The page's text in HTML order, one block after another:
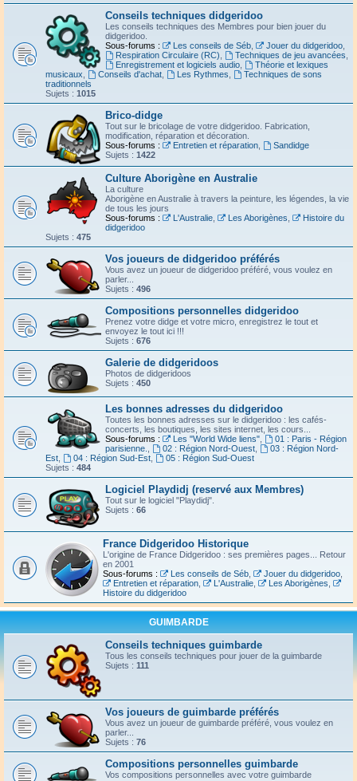
Conseils techniques didgeridoo
Les conseils techniques des Membres pour bien jouer du
didgeridoo.
Sous-forums :
Les conseils de Séb, Jouer du didgeridoo,
Respiration Circulaire (RC)
Techniques de jeu avancées
Enregistrement et logiciels audio,
Théorie et lexiques
musicaux
Conseils d'achat, Les Rythmes
Techniques de sons
traditionnels
Sujets : 1015
Brico-didge
Tout sur le bricolage de votre didgeridoo. Fabrication,
modification, réparation et décoration.
Sous-forums :
Entretien et réparation,
Sandidge
Sujets : 1422
Culture Aborigène en Australie
La culture
Aborigène en Australie à travers la peinture, les légendes, la vie
de tous les jours
Sous-forums :
L'Australie, Les Aborigènes
Histoire du
didgeridoo
Sujets : 475
Vos joueurs de didgeridoo préférés
Vous avez un joueur de didgeridoo préféré, vous voulez en
parler...
Sujets : 496
Compositions personnelles didgeridoo
Prenez votre didge et votre micro, enregistrez le tout et
envoyez le tout ici !!!
Sujets : 676
Galerie de didgeridoos
Photos de didgeridoos
Sujets : 450
Les bonnes adresses du didgeridoo
Toutes les bonnes adresses sur le didgeridoo : les cafés-
concerts, les boutiques, les sites internet, les cours...
Sous-forums :
Les "World Wide liens",
01 : Paris - Région
parisienne.
02 : Région Nord-Ouest,
03 : Région Nord-
Est
04 : Région Sud-Est,
05 : Région Sud-Ouest
Sujets : 484
Logiciel Playdidj (reservé aux Membres)
Tout sur le logiciel "Playdidj".
Sujets : 66
France Didgeridoo Historique
L'origine de France Didgeridoo : ses premières pages... Retour
en 2001
Sous-forums :
Les conseils de Séb, Jouer du didgeridoo,
Entretien et réparation, L'Australie, Les Aborigènes
Histoire du didgeridoo
GUIMBARDE
Conseils techniques guimbarde
Tous les conseils techniques pour jouer de la guimbarde
Sujets : 111
Vos joueurs de guimbarde préférés
Vous avez un joueur de guimbarde préféré, vous voulez en
parler...
Sujets : 76
Compositions personnelles guimbarde
Vos compositions personnelles avec votre guimbarde